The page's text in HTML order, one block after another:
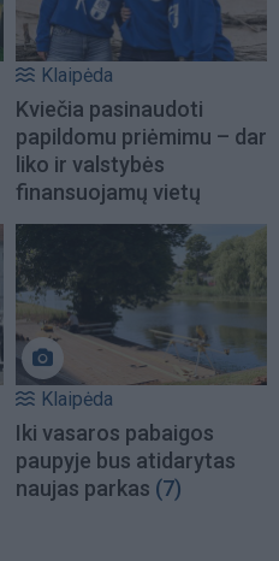
Klaipėda
Kviečia pasinaudoti
papildomu priėmimu – dar
liko ir valstybės
finansuojamų vietų
Klaipėda
Iki vasaros pabaigos
paupyje bus atidarytas
naujas parkas (7)